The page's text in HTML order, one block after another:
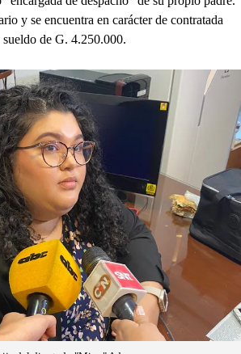
y se encuentra en carácter de contratada
sueldo de G. 4.250.000.